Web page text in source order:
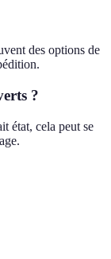
des options de
?
état, cela peut se